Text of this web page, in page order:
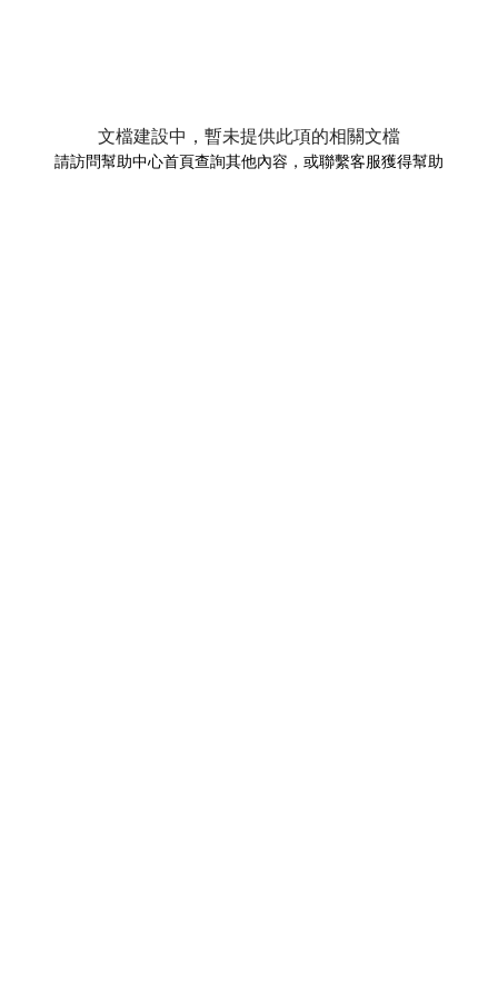
文檔建設中，暫未提供此項的相關文檔
請訪問幫助中心首頁查詢其他內容，或聯繫客服獲得幫助